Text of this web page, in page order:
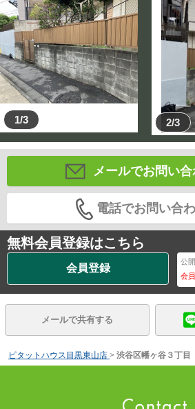
1/3 2/3
メールでお問い
電話でお問い合
無料会員登録はこちら
会員登録
公
会
メールで共有する
ピタットハウス目黒東山店 > 渋谷区幡ヶ谷３丁